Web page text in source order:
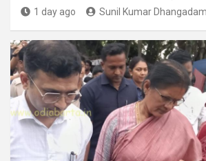
1 day ago Sunil Kumar